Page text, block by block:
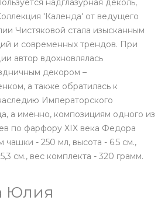
надглазурная деколь,
'Календа' от ведущего
Чистяковой стала изысканным
и современных трендов. При
автор вдохновлялась
декором –
а также обратилась к
Императорского
а именно, композициям одного из
по фарфору XIX века Федора
чашки - 250 мл, высота - 6.5 см.,
см., вес комплекта - 320 грамм.
Юлия